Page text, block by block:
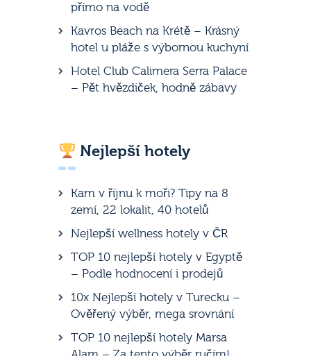
přímo na vodě
Kavros Beach na Krétě – Krásný
hotel u pláže s výbornou kuchyní
Hotel Club Calimera Serra Palace
– Pět hvězdiček, hodně zábavy
Nejlepší hotely
Kam v říjnu k moři? Tipy na 8
zemí, 22 lokalit, 40 hotelů
Nejlepší wellness hotely v ČR
TOP 10 nejlepší hotely v Egyptě
– Podle hodnocení i prodejů
10x Nejlepší hotely v Turecku –
Ověřený výběr, mega srovnání
TOP 10 nejlepší hotely Marsa